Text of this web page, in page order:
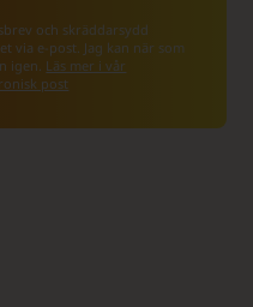
och skräddarsydd
via e-post. Jag kan när som
igen. Läs mer i vår
post